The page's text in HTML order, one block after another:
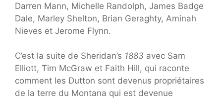
Darren Mann, Michelle Randolph, James Badge
Dale, Marley Shelton, Brian Geraghty, Aminah
Nieves et Jerome Flynn.
C’est la suite de Sheridan’s 1883 avec Sam
Elliott, Tim McGraw et Faith Hill, qui raconte
comment les Dutton sont devenus propriétaires
de la terre du Montana qui est devenue